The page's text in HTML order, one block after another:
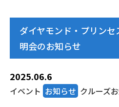
ダイヤモンド・プリン
明会のお知らせ
2025.06.6
イベント お知らせ クルーズ